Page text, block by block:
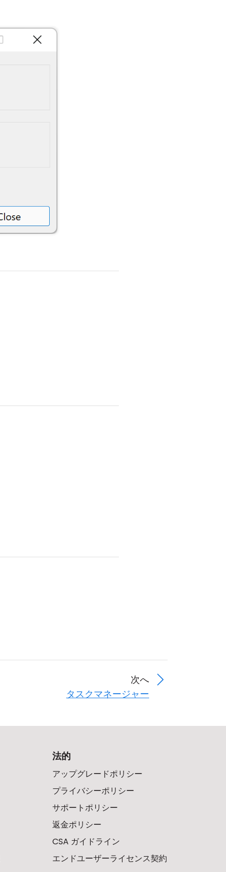
次へ
タスクマネージャー
法的
アップグレードポリシー
プライバシーポリシー
サポートポリシー
返金ポリシー
CSA ガイドライン
エンドユーザーライセンス契約